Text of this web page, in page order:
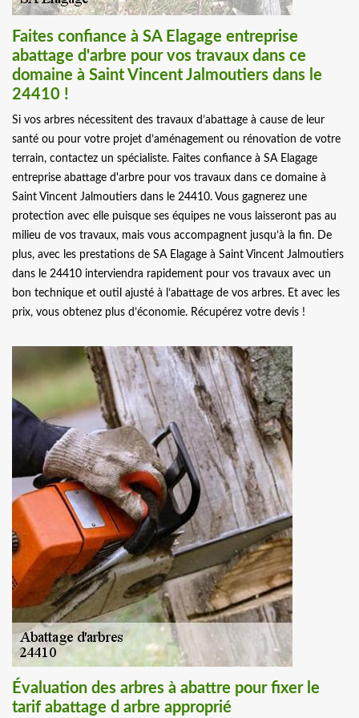
Faites confiance à SA Elagage entreprise
abattage d'arbre pour vos travaux dans ce
domaine à Saint Vincent Jalmoutiers dans le
24410 !
Si vos arbres nécessitent des travaux d’abattage à cause de leur
santé ou pour votre projet d’aménagement ou rénovation de votre
terrain, contactez un spécialiste. Faites confiance à SA Elagage
entreprise abattage d'arbre pour vos travaux dans ce domaine à
Saint Vincent Jalmoutiers dans le 24410. Vous gagnerez une
protection avec elle puisque ses équipes ne vous laisseront pas au
milieu de vos travaux, mais vous accompagnent jusqu’à la fin. De
plus, avec les prestations de SA Elagage à Saint Vincent Jalmoutiers
dans le 24410 interviendra rapidement pour vos travaux avec un
bon technique et outil ajusté à l’abattage de vos arbres. Et avec les
prix, vous obtenez plus d’économie. Récupérez votre devis !
Évaluation des arbres à abattre pour fixer le
tarif abattage d arbre approprié